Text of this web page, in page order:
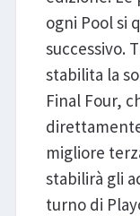
ogni Pool si
successivo.
stabilita la
Final Four,
migliore
stabilirà gli
turno di